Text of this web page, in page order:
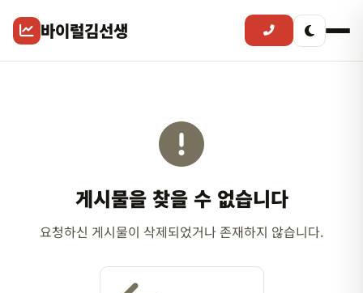
바이럴김선생
게시물을 찾을 수 없습니다
요청하신 게시물이 삭제되었거나 존재하지 않습니다.